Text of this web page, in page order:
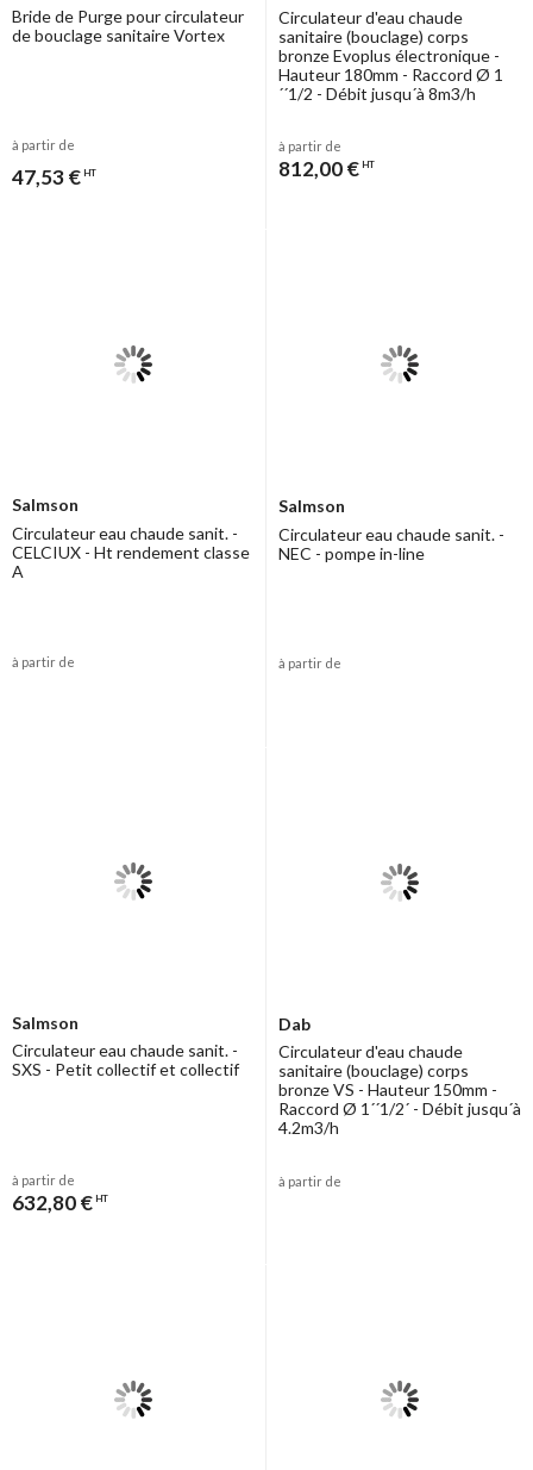
Bride de Purge pour circulateur
de bouclage sanitaire Vortex
à partir de
47,53 € HT
Circulateur d'eau chaude
sanitaire (bouclage) corps
bronze Evoplus électronique -
Hauteur 180mm - Raccord Ø 1
´´1/2 - Débit jusqu´à 8m3/h
à partir de
812,00 € HT
Salmson
Circulateur eau chaude sanit. -
CELCIUX - Ht rendement classe
A
à partir de
Salmson
Circulateur eau chaude sanit. -
NEC - pompe in-line
à partir de
Salmson
Circulateur eau chaude sanit. -
SXS - Petit collectif et collectif
à partir de
632,80 € HT
Dab
Circulateur d'eau chaude
sanitaire (bouclage) corps
bronze VS - Hauteur 150mm -
Raccord Ø 1´´1/2´ - Débit jusqu´à
4.2m3/h
à partir de